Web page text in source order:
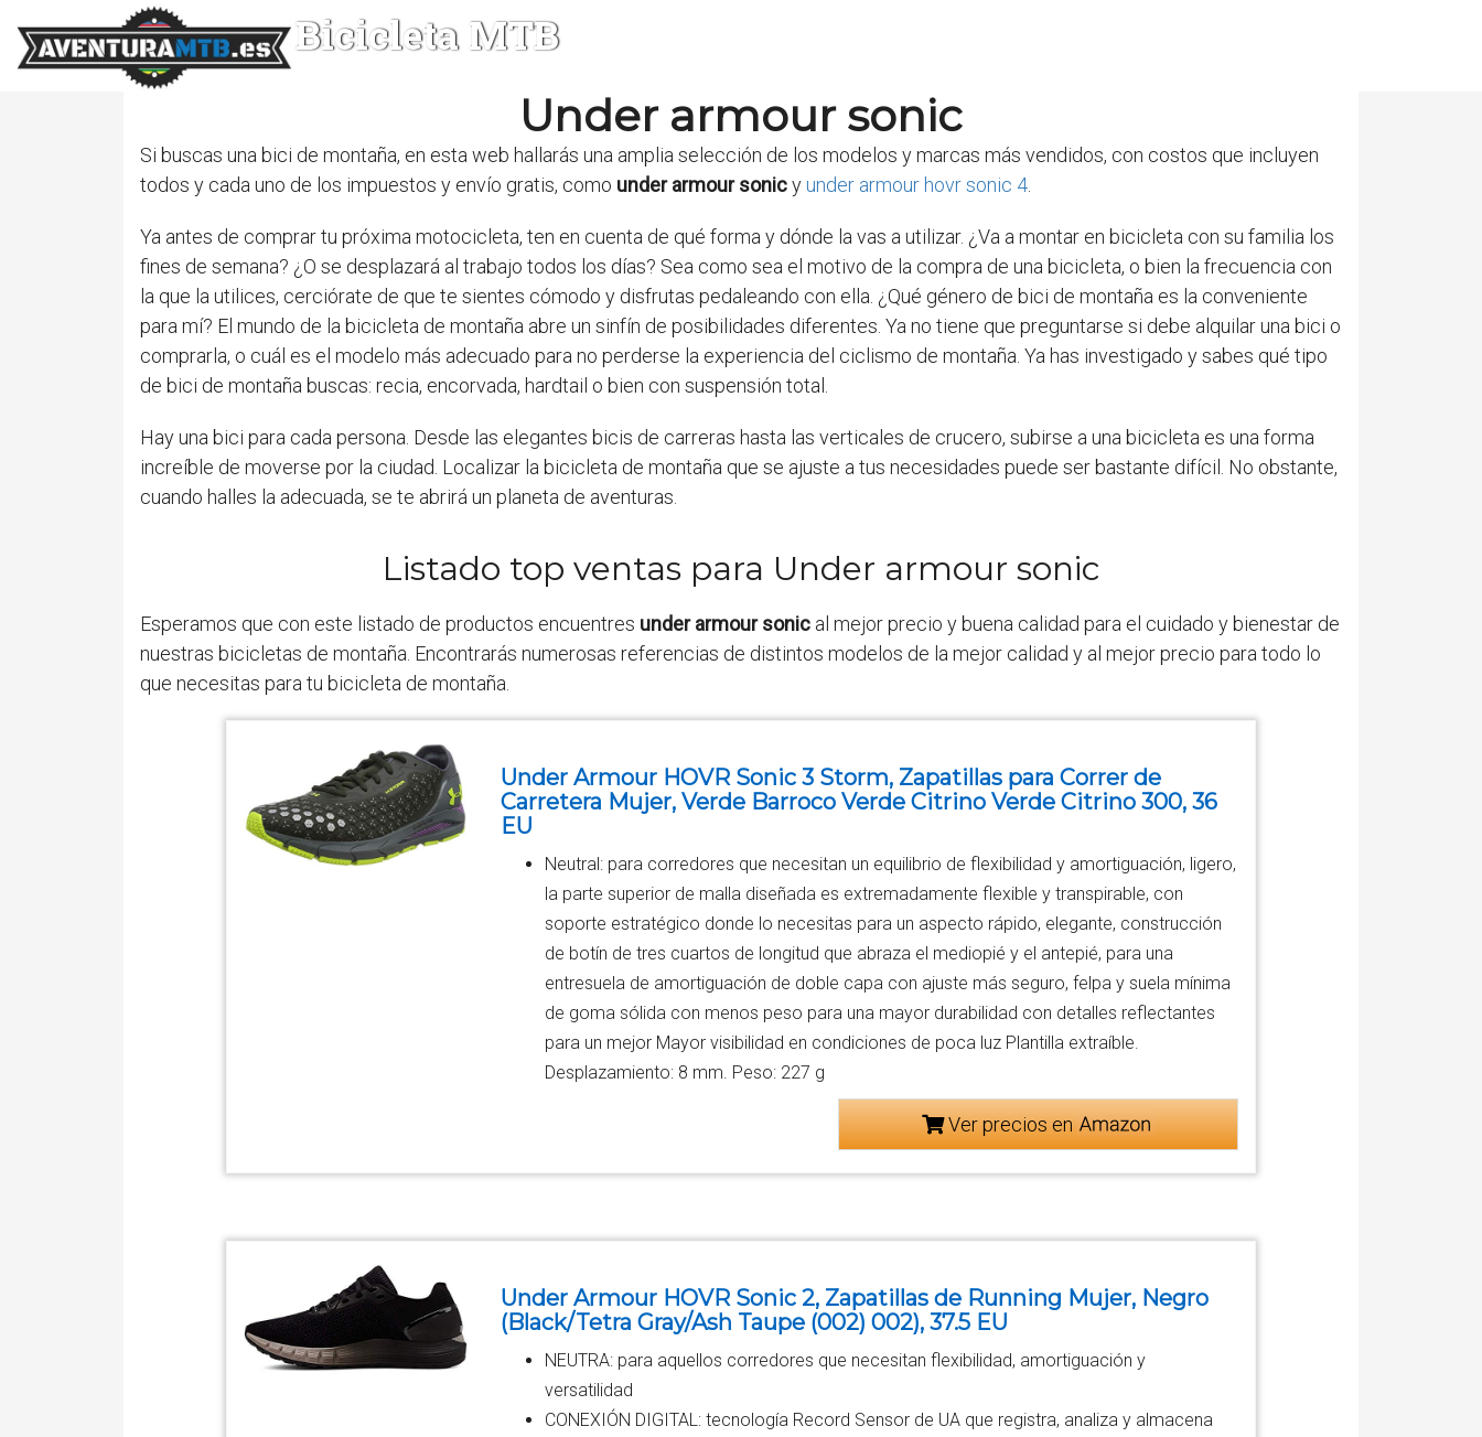
Bicicleta MTB
Under armour sonic
Si buscas una bici de montaña, en esta web hallarás una amplia selección de los modelos y marcas más vendidos, con costos que incluyen
todos y cada uno de los impuestos y envío gratis, como under armour sonicy under armour hovr sonic 4
Ya antes de comprar tu próxima motocicleta, ten en cuenta de qué forma y dónde la vas a utilizar. ¿Va a montar en bicicleta con su familia los
fines de semana? ¿O se desplazará al trabajo todos los días? Sea como sea el motivo de la compra de una bicicleta, o bien la frecuencia con
la que la utilices, cerciórate de que te sientes cómodo y disfrutas pedaleando con ella. ¿Qué género de bici de montaña es la conveniente
para mí? El mundo de la bicicleta de montaña abre un sinfín de posibilidades diferentes. Ya no tiene que preguntarse si debe alquilar una bici o
comprarla, o cuál es el modelo más adecuado para no perderse la experiencia del ciclismo de montaña. Ya has investigado y sabes qué tipo
de bici de montaña buscas: recia, encorvada, hardtail o bien con suspensión total.
Hay una bici para cada persona. Desde las elegantes bicis de carreras hasta las verticales de crucero, subirse a una bicicleta es una forma
increíble de moverse por la ciudad. Localizar la bicicleta de montaña que se ajuste a tus necesidades puede ser bastante difícil. No obstante,
cuando halles la adecuada, se te abrirá un planeta de aventuras.
Listado top ventas para Under armour sonic
Esperamos que con este listado de productos encuentres under armour sonic al mejor precio y buena calidad para el cuidado y bienestar de
nuestras bicicletas de montaña. Encontrarás numerosas referencias de distintos modelos de la mejor calidad y al mejor precio para todo lo
que necesitas para tu bicicleta de montaña.
Under Armour HOVR Sonic 3 Storm, Zapatillas para Correr de
Carretera Mujer, Verde Barroco Verde Citrino Verde Citrino 300, 36
EU
Neutral: para corredores que necesitan un equilibrio de flexibilidad y amortiguación, ligero,
la parte superior de malla diseñada es extremadamente flexible y transpirable, con
soporte estratégico donde lo necesitas para un aspecto rápido, elegante, construcción
de botín de tres cuartos de longitud que abraza el mediopié y el antepié, para una
entresuela de amortiguación de doble capa con ajuste más seguro, felpa y suela mínima
de goma sólida con menos peso para una mayor durabilidad con detalles reflectantes
para un mejor Mayor visibilidad en condiciones de poca luz Plantilla extraíble.
Desplazamiento: 8 mm. Peso: 227 g
Ver precios en
Under Armour HOVR Sonic 2, Zapatillas de Running Mujer, Negro
(Black/Tetra Gray/Ash Taupe (002) 002), 37.5 EU
NEUTRA: para aquellos corredores que necesitan flexibilidad, amortiguación y
versatilidad
CONEXIÓN DIGITAL: tecnología Record Sensor de UA que registra, analiza y almacena